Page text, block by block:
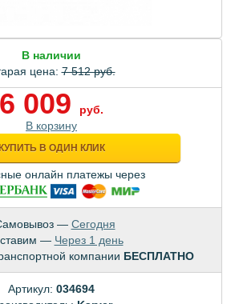
В наличии
цена:7 512 руб.
6 009
руб.
В корзину
КУПИТЬ В ОДИН КЛИК
онлайн платежы через
— Сегодня
— Через 1 день
компании БЕСПЛАТНО
Артикул: 034694